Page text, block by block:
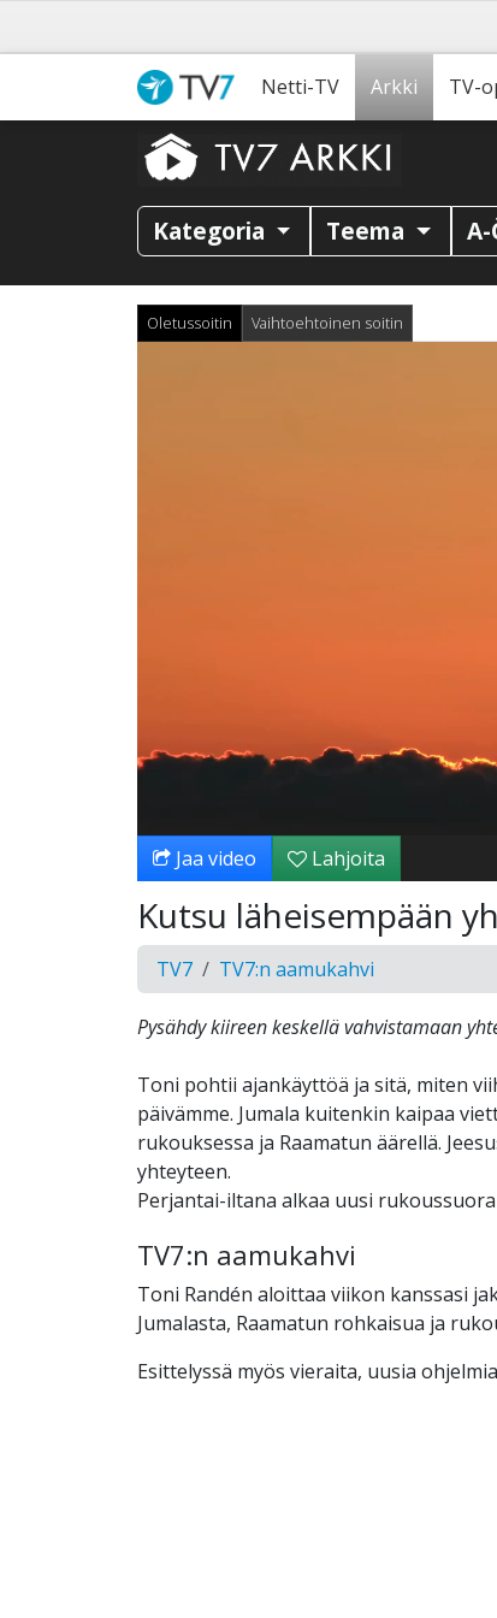
Netti-TV Arkki TV-
Kategoria Teema
Oletussoitin Vaihtoehtoinen soitin
Jaa video Lahjoita
Kutsu läheisempään
TV7 TV7:n aamukahvi
Pysähdy kiireen keskellä vahvistamaan
Toni pohtii ajankäyttöä ja sitä, miten
päivämme. Jumala kuitenkin kaipaa
rukouksessa ja Raamatun äärellä.
yhteyteen.
Perjantai-iltana alkaa uusi
TV7:n aamukahvi
Toni Randén aloittaa viikon kanssasi
Jumalasta, Raamatun rohkaisua ja
Esittelyssä myös vieraita, uusia